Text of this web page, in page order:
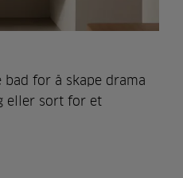
for å skape drama
eller sort for et